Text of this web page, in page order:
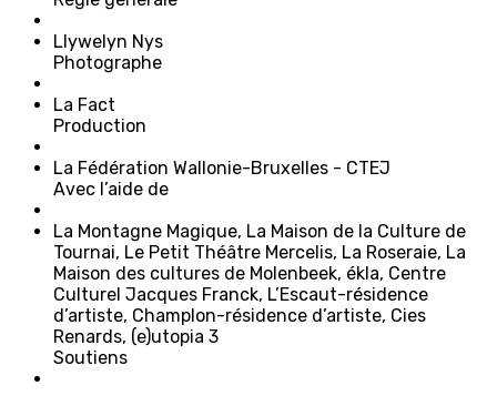
Llywelyn Nys
Photographe
La Fact
Production
La Fédération Wallonie-Bruxelles - CTEJ
Avec l’aide de
La Montagne Magique, La Maison de la Culture de
Tournai, Le Petit Théâtre Mercelis, La Roseraie, La
Maison des cultures de Molenbeek, ékla, Centre
Culturel Jacques Franck, L’Escaut-résidence
d’artiste, Champlon-résidence d’artiste, Cies
Renards, (e)utopia 3
Soutiens